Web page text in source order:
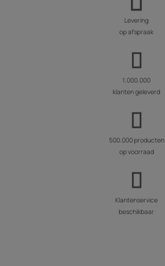
Levering
op afspraak
1.000.000
klanten geleverd
500.000 producten
op voorraad
Klantenservice
beschikbaar